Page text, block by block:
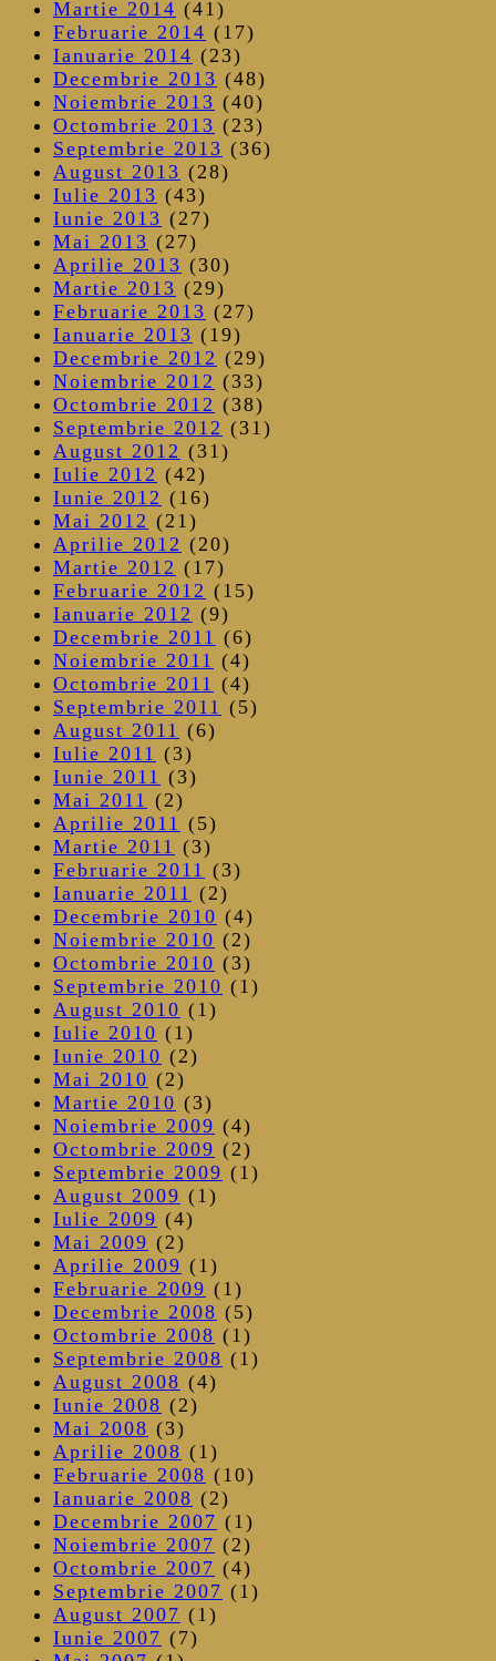
Martie 2014 (41)
Februarie 2014 (17)
Ianuarie 2014 (23)
Decembrie 2013 (48)
Noiembrie 2013 (40)
Octombrie 2013 (23)
Septembrie 2013 (36)
August 2013 (28)
Iulie 2013 (43)
Iunie 2013 (27)
Mai 2013 (27)
Aprilie 2013 (30)
Martie 2013 (29)
Februarie 2013 (27)
Ianuarie 2013 (19)
Decembrie 2012 (29)
Noiembrie 2012 (33)
Octombrie 2012 (38)
Septembrie 2012 (31)
August 2012 (31)
Iulie 2012 (42)
Iunie 2012 (16)
Mai 2012 (21)
Aprilie 2012 (20)
Martie 2012 (17)
Februarie 2012 (15)
Ianuarie 2012 (9)
Decembrie 2011 (6)
Noiembrie 2011 (4)
Octombrie 2011 (4)
Septembrie 2011 (5)
August 2011 (6)
Iulie 2011 (3)
Iunie 2011 (3)
Mai 2011 (2)
Aprilie 2011 (5)
Martie 2011 (3)
Februarie 2011 (3)
Ianuarie 2011 (2)
Decembrie 2010 (4)
Noiembrie 2010 (2)
Octombrie 2010 (3)
Septembrie 2010 (1)
August 2010 (1)
Iulie 2010 (1)
Iunie 2010 (2)
Mai 2010 (2)
Martie 2010 (3)
Noiembrie 2009 (4)
Octombrie 2009 (2)
Septembrie 2009 (1)
August 2009 (1)
Iulie 2009 (4)
Mai 2009 (2)
Aprilie 2009 (1)
Februarie 2009 (1)
Decembrie 2008 (5)
Octombrie 2008 (1)
Septembrie 2008 (1)
August 2008 (4)
Iunie 2008 (2)
Mai 2008 (3)
Aprilie 2008 (1)
Februarie 2008 (10)
Ianuarie 2008 (2)
Decembrie 2007 (1)
Noiembrie 2007 (2)
Octombrie 2007 (4)
Septembrie 2007 (1)
August 2007 (1)
Iunie 2007 (7)